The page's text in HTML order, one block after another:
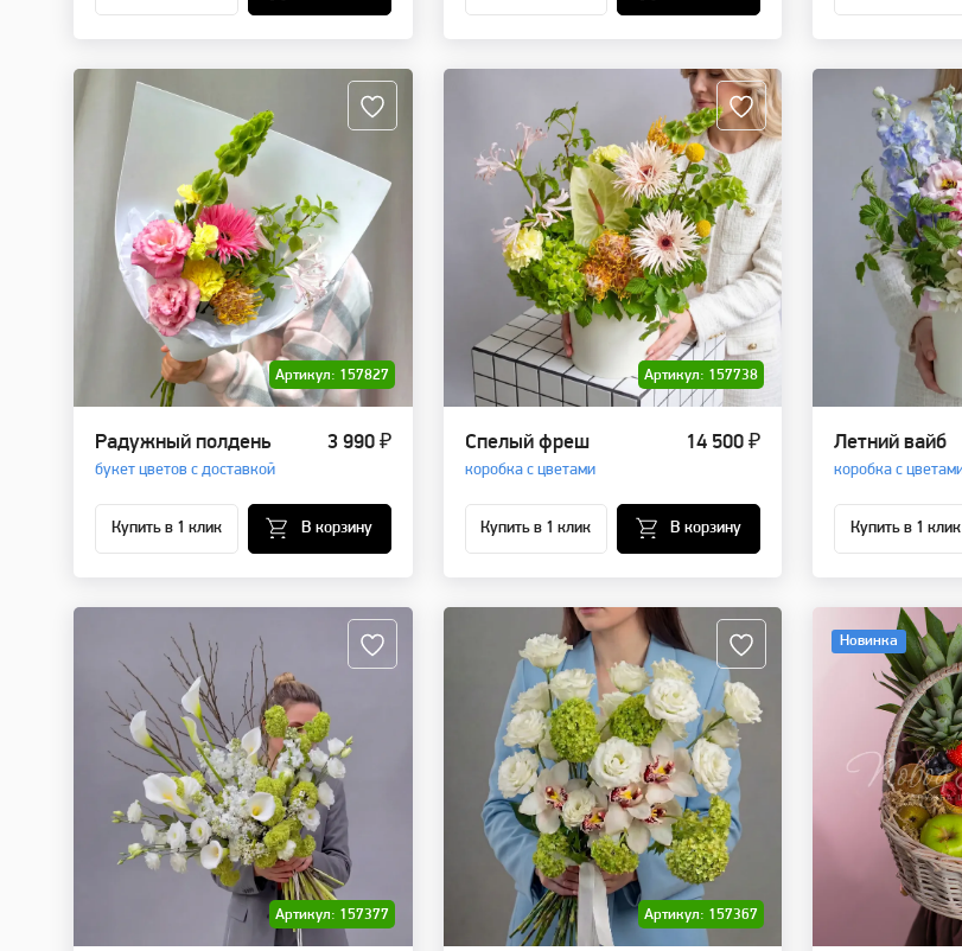
Артикул: 157827
Радужный полдень
букет цветов с доставкой
3 990 ₽
Купить в 1 клик В корзину
Артикул: 157738
Спелый фреш
коробка с цветами
14 500 ₽
Купить в 1 клик В корзину
Летний вайб
коробка с
Купить в 1 клик
Артикул: 157377 Артикул: 157367
Новинка